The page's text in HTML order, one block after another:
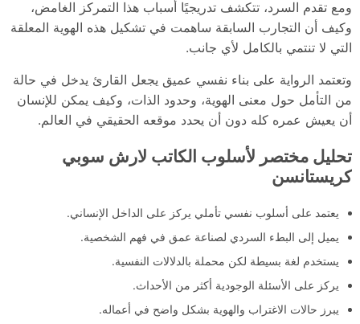
ومع تقدم السرد، تتكشف تدريجيًا أسباب هذا التمركز الغامض،
وكيف أن التجارب السابقة ساهمت في تشكيل هذه الهوية المعلقة
التي لا تنتمي بالكامل لأي جانب.
وتعتمد الرواية على بناء نفسي عميق يجعل القارئ يدخل في حالة
من التأمل حول معنى الهوية، وحدود الذات، وكيف يمكن للإنسان
أن يعيش عمره كله دون أن يحدد موقعه الحقيقي في العالم.
تحليل مختصر لأسلوب الكاتب لارش سوبي
كريستانسن
يعتمد على أسلوب نفسي تأملي يركز على الداخل الإنساني.
يميل إلى البطء السردي لصناعة عمق في فهم الشخصية.
يستخدم لغة بسيطة لكن محملة بالدلالات النفسية.
يركز على الأسئلة الوجودية أكثر من الأحداث.
يبرز حالات الاغتراب والهوية بشكل واضح في أعماله.